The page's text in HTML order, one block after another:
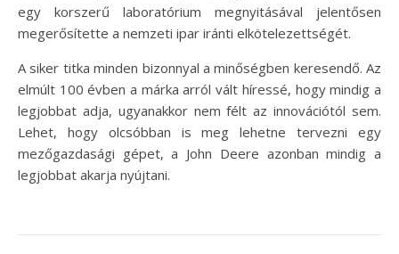
egy korszerű laboratórium megnyitásával jelentősen
megerősítette a nemzeti ipar iránti elkötelezettségét.
A siker titka minden bizonnyal a minőségben keresendő. Az
elmúlt 100 évben a márka arról vált híressé, hogy mindig a
legjobbat adja, ugyanakkor nem félt az innovációtól sem.
Lehet, hogy olcsóbban is meg lehetne tervezni egy
mezőgazdasági gépet, a John Deere azonban mindig a
legjobbat akarja nyújtani.